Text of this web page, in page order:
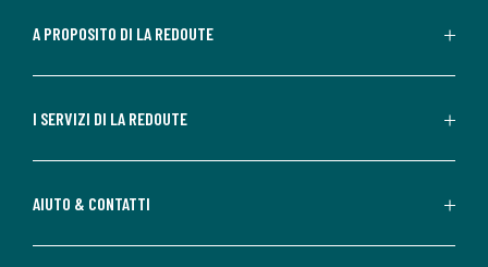
A PROPOSITO DI LA REDOUTE
I SERVIZI DI LA REDOUTE
AIUTO & CONTATTI